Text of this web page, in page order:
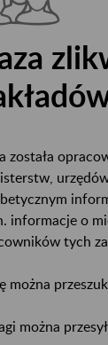
została
informacje o
tych
można
można